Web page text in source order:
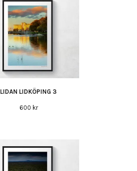
LIDAN LIDKÖPING 3
600 kr